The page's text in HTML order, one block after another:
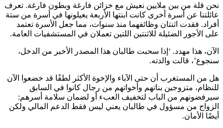
نحن قلة من بين ملايين نعيش مع خزائن فارغة وبطون فارغة. تعرف
عائلتنا عن أسرة أخرى كانت ابنتها الأربعة يعيلونها في أسرة من ستة
أفراد. فقدت اثنتان وظائفهما منذ سنوات، مما جعل الأسرة تعتمد
على الأجور الضئيلة للاثنتين اللتين تعملان في المستشفيات العامة.
الآن، هذا مهدد. ‘إذا سحبت طالبان هذا المصدر الأخير من الدخل،
سنجوع’، قالت والدته.
هل من المستغرب أن حتى الآباء والإخوة الأكثر لطفًا قد خضعوا الآن
للنظام، متزوجين بناتهم وأخواتهم من رجال كانوا في السابق
سيرفضونهم من الباب لتخفيف العبء أو لضمان سلامة أسرهم:
الزواج من مسؤول في طالبان يعني ليس فقط الدعم المالي ولكن
أيضًا الأمان.